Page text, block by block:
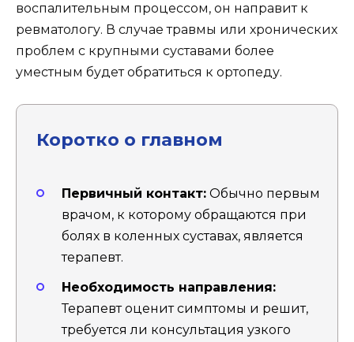
воспалительным процессом, он направит к
ревматологу. В случае травмы или хронических
проблем с крупными суставами более
уместным будет обратиться к ортопеду.
Коротко о главном
Первичный контакт: Обычно первым
врачом, к которому обращаются при
болях в коленных суставах, является
терапевт.
Необходимость направления:
Терапевт оценит симптомы и решит,
требуется ли консультация узкого